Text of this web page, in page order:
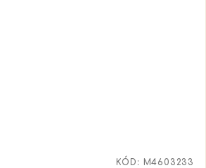
KÓD: M4603233